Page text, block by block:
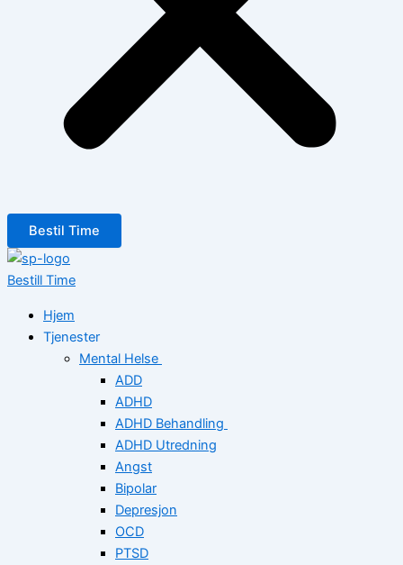
Bestil Time
Bestill Time
Hjem
Tjenester
Mental Helse
ADD
ADHD
ADHD Behandling
ADHD Utredning
Angst
Bipolar
Depresjon
OCD
PTSD